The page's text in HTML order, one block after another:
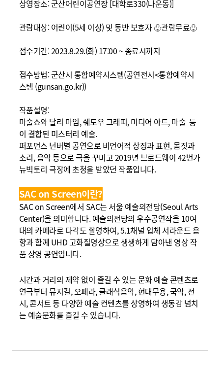
상영장소: 군산어린이공연장 [대학로330(나운동)]
관람대상: 어린이(5세 이상) 및 동반 보호자 ♧관람무료♧
접수기간: 2023.8.29.(화) 17:00 ~ 종료시까지
접수방법: 군산시 통합예약시스템(공연전시<통합예약시
스템 (gunsan.go.kr))
작품설명:
마술쇼와 달리 마임, 쉐도우 그래피, 미디어 아트, 마술 등
이 결합된 미스터리 예술.
퍼포먼스 넌버별 공연으로 비언어적 상징과 표현, 몸짓과
소리, 음악 등으로 극을 꾸미고 2019년 브로드웨이 42번가
뉴빅토리 극장에 초청을 받았던 작품입니다.
SAC on Screen이란?
SAC on Screen에서 SAC는 서울 예술의전당(Seoul Arts
Center)을 의미합니다. 예술의전당의 우수공연작을 10여
대의 카메라로 다각도 촬영하여, 5.1채널 입체 서라운드 음
향과 함께 UHD 고화질영상으로 생생하게 담아낸 영상 작
품 상영 공연입니다.
시간과 거리의 제약 없이 즐길 수 있는 문화 예술 콘텐츠로
연극부터 뮤지컬, 오페라, 클래식음악, 현대무용, 국악,전
시, 콘서트 등 다양한 예술 컨텐츠를 상영하여 생동감넘치
는 예술문화를 즐길 수 있습니다.